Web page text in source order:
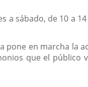
a sábado, de 10 a
pone en marcha la
que el público